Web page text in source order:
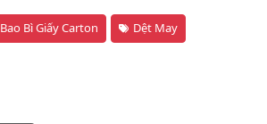
Bao Bì Giấy Carton Dệt May